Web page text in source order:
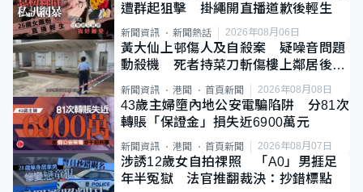
遭群起狙擊 掛繩開直播道歉後輕生
新聞資訊 新聞熱話 2026年08月06日
黃大仙上邨傷人及自殺案 疑噪音問題
動殺機 死者持菜刀斬傷樓上鄰居後墮
新聞資訊 港聞 首頁新聞 2026年08月08日
43歲主婦墮內地公安電騙陷阱 分81次
轉賬「保證金」損失近6900萬元
新聞資訊 港聞 首頁新聞 2026年08月07日
涉誘12歲女自拍祼照 「A0」男捱足
年半冤獄 法官推翻裁決：抄錯標點